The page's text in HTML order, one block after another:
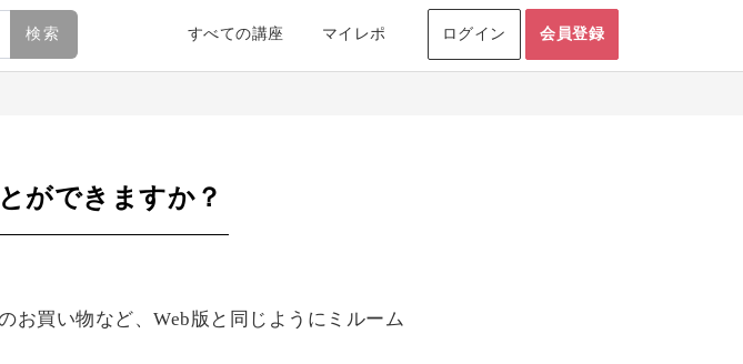
検索 すべての講座 マイレポ ログイン 会員登録
ができますか？
お買い物など、Web版と同じようにミルーム